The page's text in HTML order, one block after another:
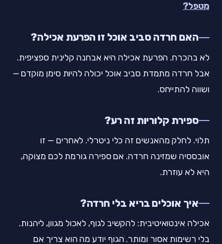
מטפל?
האם חרדה סביב אוכל זו הפרעת אכילה?
לא בהכרח. הפרעת אכילה היא אבחנה קלינית ספציפית.
אבל חרדה מתמדת סביב אוכל יכולה להיות סימן מוקדם —
ושווה להתייחס.
ספירת קלוריות זה רע?
תלוי. לחלק מהאנשים זה כלי ניטרלי. לאחרים — זו
אובססיה שמזינה חרדה. אם ספירה גורמת לכם מצוקה,
היא לא עוזרת.
איך אוכלים בריא בלי חרדה?
אכילה אינטואיטיבית: להקשיב לגוף, לאכול מגוון, ליהנות.
בלי רשימות אסור ומותר. הגוף יודע מה הוא צריך אם